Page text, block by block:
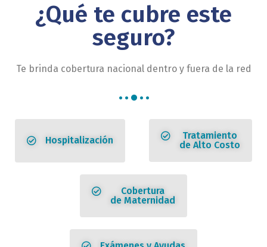
¿Qué te cubre este
seguro?
Te brinda cobertura nacional dentro y fuera de la red
Hospitalización
Tratamiento
de Alto Costo
Cobertura
de Maternidad